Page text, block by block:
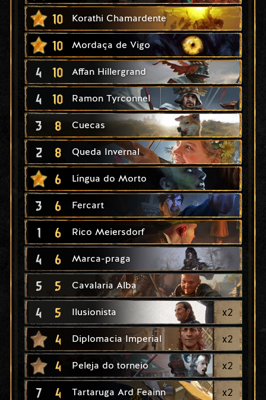
10 Korathi Chamardente
10 Mordaça de Vigo
4 10 Affan Hillergrand
4 10 Ramon Tyrconnel
3 8 Cuecas
2 8 Queda Invernal
6 Língua do Morto
3 6 Fercart
1 6 Rico Meiersdorf
4 6 Marca-praga
5 5 Cavalaria Alba
4 5 Ilusionista x2
4 Diplomacia Imperial x2
4 Peleja do torneio x2
7 4 Tartaruga Ard Feainn x2